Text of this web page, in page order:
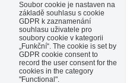
Soubor cookie je nastaven na
základě souhlasu s cookie
GDPR k zaznamenání
souhlasu uživatele pro
soubory cookie v kategorii
„Funkční“. The cookie is set by
GDPR cookie consent to
record the user consent for the
cookies in the category
"Functional".